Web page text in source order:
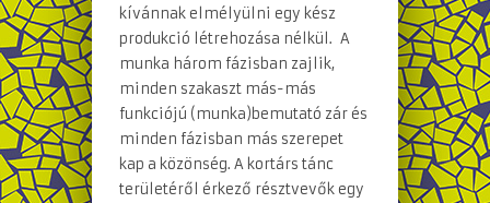
kívánnak elmélyülni egy kész
produkció létrehozása nélkül. A
munka három fázisban zajlik,
minden szakaszt más-más
funkciójú (munka)bemutató zár és
minden fázisban más szerepet
kap a közönség. A kortárs tánc
területéről érkező résztvevők egy